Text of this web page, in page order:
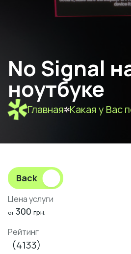
No Signal
ноутбуке
Главная Какая у Вас
Back
Цена услуги
от 300 грн.
Рейтинг
(4133)